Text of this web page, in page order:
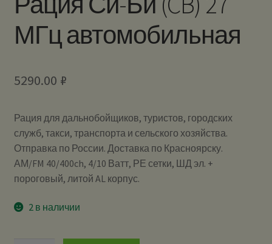
МГц автомобильная
5290.00 ₽
Рация для дальнобойщиков, туристов, городских
служб, такси, транспорта и сельского хозяйства.
Отправка по России. Доставка по Красноярску.
АМ/FM 40/400ch, 4/10 Ватт, РЕ сетки, ШД эл. +
пороговый, литой AL корпус.
2 в наличии